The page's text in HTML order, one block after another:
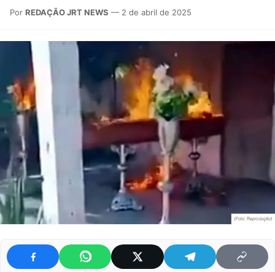
Por REDAÇÃO JRT NEWS — 2 de abril de 2025